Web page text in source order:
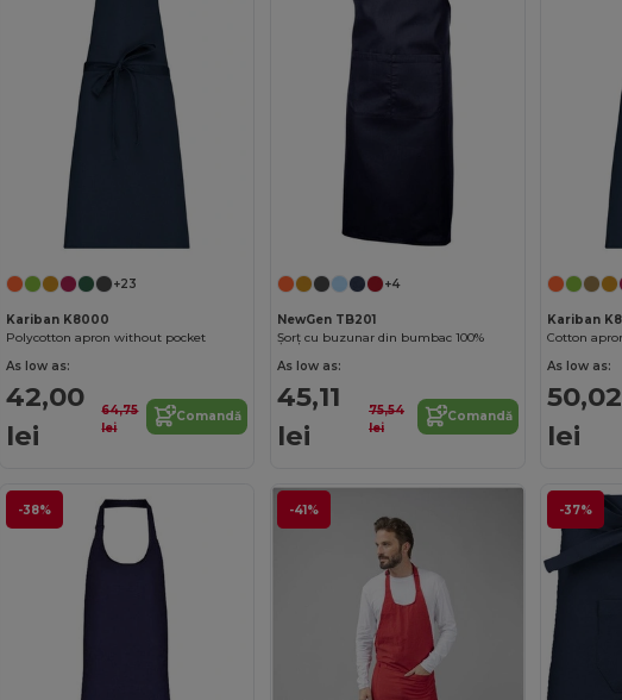
+23
Kariban K8000
Polycotton apron without pocket
As low as:
42,00
lei
64,75
lei
Comandă
+4
NewGen TB201
Șorț cu buzunar din bumbac 100%
As low as:
45,11
lei
75,54
lei
Comandă
Kariban
Cotton
As low as:
50,02
lei
-38% -41% -37%